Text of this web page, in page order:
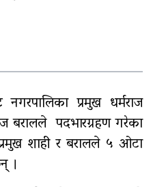
शिल्डको जिल्ला स्तरीय प्रतियोगिता सुरु
उद्धार
लागि खटिए गणक
आर्थिक गणना सुरु हुँदै
: दुईको मृत्यु,दुई घाइते
नगरपालिका प्रमुख धर्मराज
बरालले पदभारग्रहण गरेका
शाही र बरालले ५ ओटा
।